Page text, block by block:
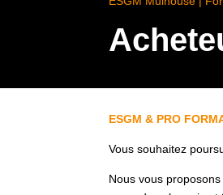
ESGM & PRO
Vous souhaitez
Nous vous